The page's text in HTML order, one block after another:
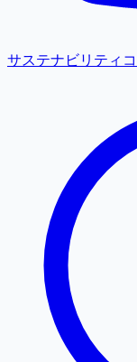
サステナビリティ